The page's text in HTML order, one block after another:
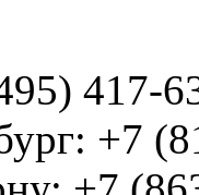
417-
+7